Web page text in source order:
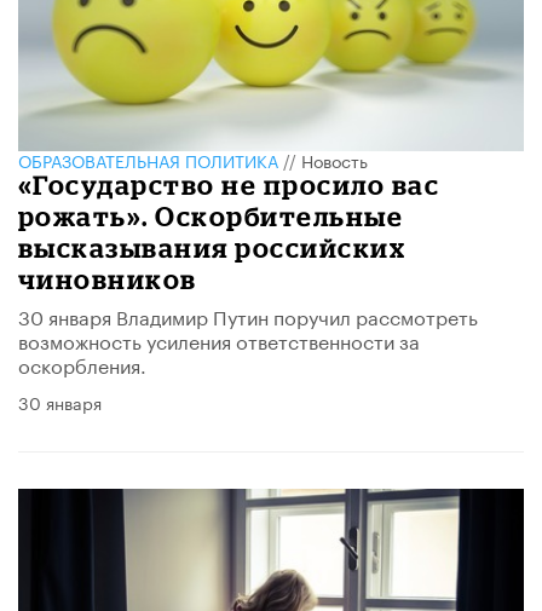
ОБРАЗОВАТЕЛЬНАЯ ПОЛИТИКА // Новость
«Государство не просило вас
рожать». Оскорбительные
высказывания российских
чиновников
30 января Владимир Путин поручил рассмотреть
возможность усиления ответственности за
оскорбления.
30 января